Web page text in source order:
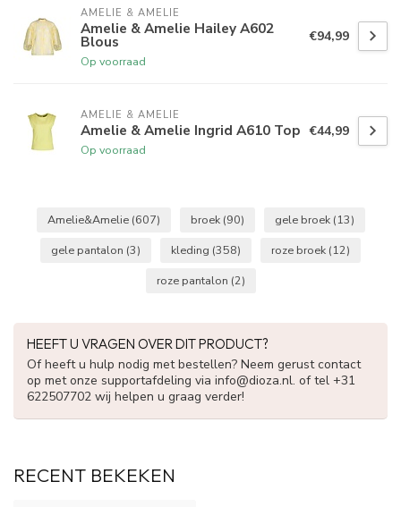
AMELIE & AMELIE
Amelie & Amelie Hailey A602
Blous
Op voorraad
€94,99
AMELIE & AMELIE
Amelie & Amelie Ingrid A610 Top
Op voorraad
€44,99
Amelie&Amelie (607) broek (90) gele broek (13)
gele pantalon (3) kleding (358) roze broek (12)
roze pantalon (2)
HEEFT U VRAGEN OVER DIT PRODUCT?
Of heeft u hulp nodig met bestellen? Neem gerust contact
op met onze supportafdeling via info@dioza.nl. of tel +31
622507702 wij helpen u graag verder!
RECENT BEKEKEN